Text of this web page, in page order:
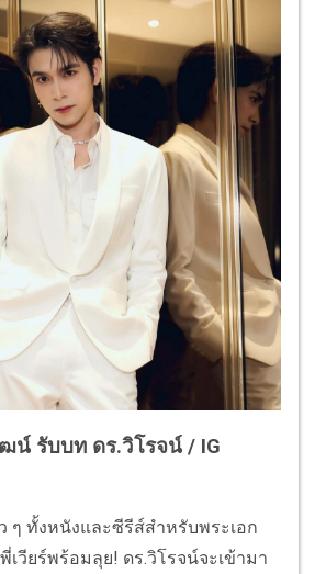
น์ รับบท ดร.วิโรจน์ / IG
ๆ ทั้งหนังและซีรีส์สำหรับพระเอก
วียร์พร้อมลุย! ดร.วิโรจน์จะเข้ามา